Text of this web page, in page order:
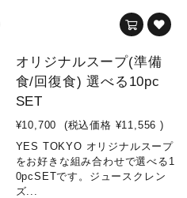
オリジナルスープ(準備
食/回復食) 選べる10pc
SET
¥10,700 (税込価格 ¥11,556 )
YES TOKYO オリジナルスープ
をお好きな組み合わせで選べる1
0pcSETです。ジュースクレン
ズ...